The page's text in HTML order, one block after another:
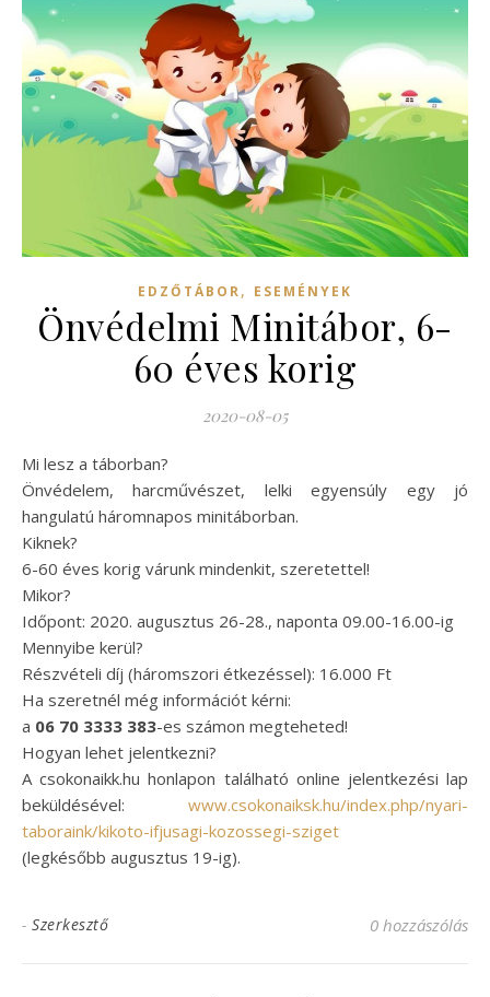
EDZŐTÁBOR, ESEMÉNYEK
Önvédelmi Minitábor, 6-
60 éves korig
2020-08-05
Mi lesz a táborban?
Önvédelem, harcművészet, lelki egyensúly egy jó
hangulatú háromnapos minitáborban.
Kiknek?
6-60 éves korig várunk mindenkit, szeretettel!
Mikor?
Időpont: 2020. augusztus 26-28., naponta 09.00-16.00-ig
Mennyibe kerül?
Részvételi díj (háromszori étkezéssel): 16.000 Ft
Ha szeretnél még információt kérni:
a 06 70 3333 383-es számon megteheted!
Hogyan lehet jelentkezni?
A csokonaikk.hu honlapon található online jelentkezési lap
beküldésével: www.csokonaiksk.hu/index.php/nyari-
taboraink/kikoto-ifjusagi-kozossegi-sziget
(legkésőbb augusztus 19-ig).
- Szerkesztő 0 hozzászólás